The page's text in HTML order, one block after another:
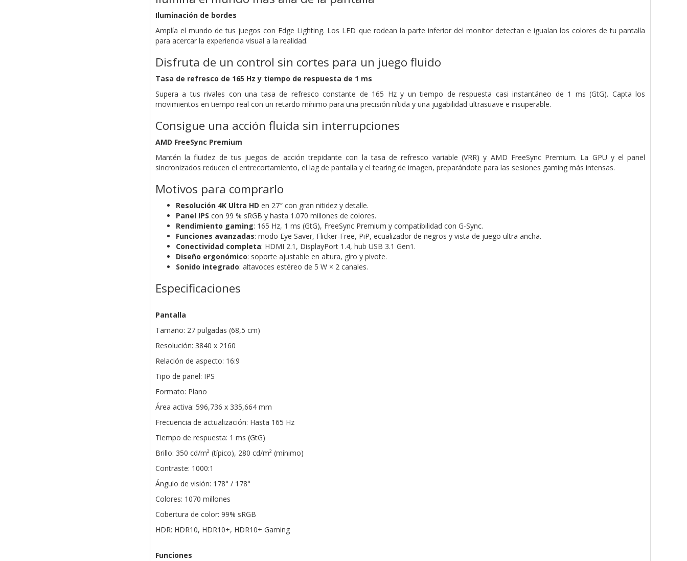
Iluminación de bordes
Amplía el mundo de tus juegos con Edge Lighting. Los LED que rodean la parte inferior del monitor detectan e igualan los colores de tu pantalla
para acercar la experiencia visual a la realidad.
Disfruta de un control sin cortes para un juego fluido
Tasa de refresco de 165 Hz y tiempo de respuesta de 1 ms
Supera a tus rivales con una tasa de refresco constante de 165 Hz y un tiempo de respuesta casi instantáneo de 1 ms (GtG). Capta los
movimientos en tiempo real con un retardo mínimo para una precisión nítida y una jugabilidad ultrasuave e insuperable.
Consigue una acción fluida sin interrupciones
AMD FreeSync Premium
Mantén la fluidez de tus juegos de acción trepidante con la tasa de refresco variable (VRR) y AMD FreeSync Premium. La GPU y el panel
sincronizados reducen el entrecortamiento, el lag de pantalla y el tearing de imagen, preparándote para las sesiones gaming más intensas.
Motivos para comprarlo
Resolución 4K Ultra HD en 27″ con gran nitidez y detalle.
Panel IPS con 99 % sRGB y hasta 1.070 millones de colores.
Rendimiento gaming: 165 Hz, 1 ms (GtG), FreeSync Premium y compatibilidad con G-Sync.
Funciones avanzadas: modo Eye Saver, Flicker-Free, PiP, ecualizador de negros y vista de juego ultra ancha.
Conectividad completa: HDMI 2.1, DisplayPort 1.4, hub USB 3.1 Gen1.
Diseño ergonómico: soporte ajustable en altura, giro y pivote.
Sonido integrado: altavoces estéreo de 5 W × 2 canales.
Especificaciones
Pantalla
Tamaño: 27 pulgadas (68,5 cm)
Resolución: 3840 x 2160
Relación de aspecto: 16:9
Tipo de panel: IPS
Formato: Plano
Área activa: 596,736 x 335,664 mm
Frecuencia de actualización: Hasta 165 Hz
Tiempo de respuesta: 1 ms (GtG)
Brillo: 350 cd/m² (típico), 280 cd/m² (mínimo)
Contraste: 1000:1
Ángulo de visión: 178° / 178°
Colores: 1070 millones
Cobertura de color: 99% sRGB
HDR: HDR10, HDR10+, HDR10+ Gaming
Funciones